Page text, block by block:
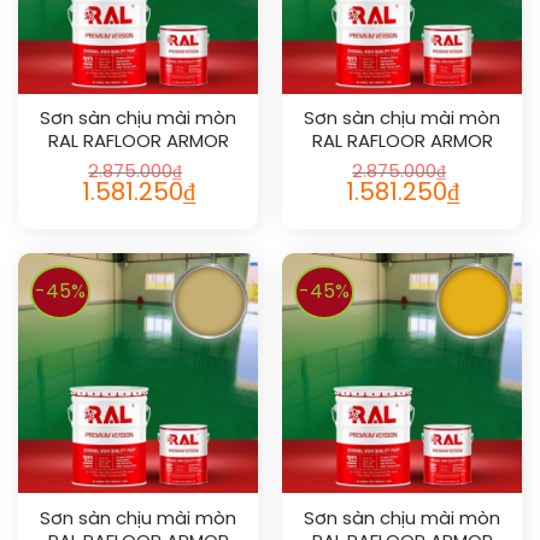
Sơn sàn chịu mài mòn
RAL RAFLOOR ARMOR
1000
2.875.000₫
1.581.250₫
Sơn sàn chịu mài mòn
RAL RAFLOOR ARMOR
1001
2.875.000₫
1.581.250₫
-45%
Sơn sàn chịu mài mòn
-45%
Sơn sàn chịu mài mòn